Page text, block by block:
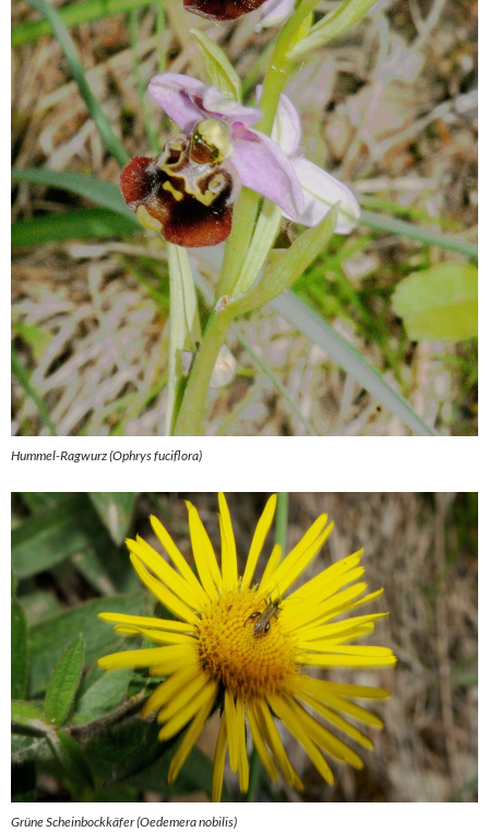
Hummel-Ragwurz (Ophrys fuciflora)
Grüne Scheinbockkäfer (Oedemera nobilis)